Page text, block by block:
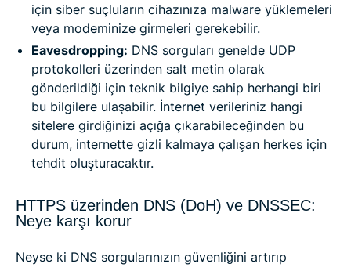
için siber suçluların cihazınıza malware yüklemeleri
veya modeminize girmeleri gerekebilir.
Eavesdropping: DNS sorguları genelde UDP
protokolleri üzerinden salt metin olarak
gönderildiği için teknik bilgiye sahip herhangi biri
bu bilgilere ulaşabilir. İnternet verileriniz hangi
sitelere girdiğinizi açığa çıkarabileceğinden bu
durum, internette gizli kalmaya çalışan herkes için
tehdit oluşturacaktır.
HTTPS üzerinden DNS (DoH) ve DNSSEC:
Neye karşı korur
Neyse ki DNS sorgularınızın güvenliğini artırıp